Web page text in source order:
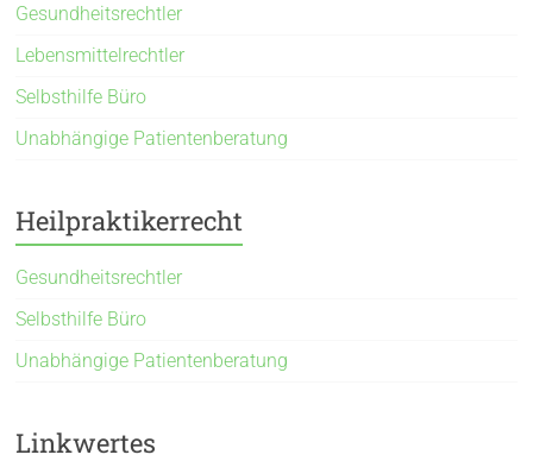
Gesundheitsrechtler
Lebensmittelrechtler
Selbsthilfe Büro
Unabhängige Patientenberatung
Heilpraktikerrecht
Gesundheitsrechtler
Selbsthilfe Büro
Unabhängige Patientenberatung
Linkwertes